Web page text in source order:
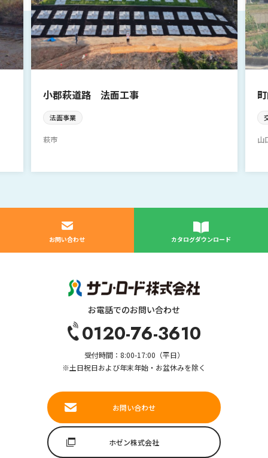
小郡萩道路 法面工事
法面事業
萩市 山
お問い合わせ カタログダウンロード
お電話でのお問い合わせ
0120-76-3610
受付時間：8:00-17:00（平日）
※土日祝日および年末年始・お盆休みを除く
お問い合わせ
ホゼン株式会社